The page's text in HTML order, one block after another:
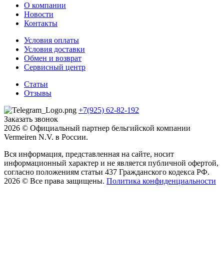
О компании
Новости
Контакты
Условия оплаты
Условия доставки
Обмен и возврат
Сервисный центр
Статьи
Отзывы
+7(925) 62-82-192
Заказать звонок
2026 © Официальный партнер бельгийской компании
Vermeiren N.V. в России.
Вся информация, представленная на сайте, носит
информационный характер и не является публичной офертой,
согласно положениям статьи 437 Гражданского кодекса РФ.
2026 © Все права защищены. Политика конфиденциальности